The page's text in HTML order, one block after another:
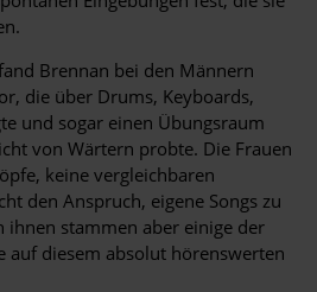
Brennan bei den Männern
die über Drums, Keyboards,
und sogar einen Übungsraum
von Wärtern probte. Die Frauen
keine vergleichbaren
den Anspruch, eigene Songs zu
ihnen stammen aber einige der
auf diesem absolut hörenswerten